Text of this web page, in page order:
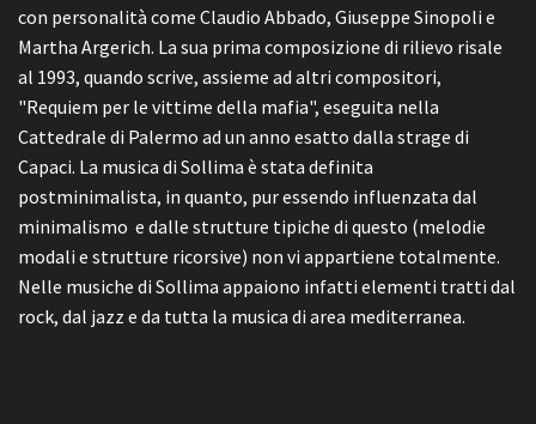
con personalità come Claudio Abbado, Giuseppe Sinopoli e
Martha Argerich. La sua prima composizione di rilievo risale
al 1993, quando scrive, assieme ad altri compositori,
"Requiem per le vittime della mafia", eseguita nella
Cattedrale di Palermo ad un anno esatto dalla strage di
Capaci. La musica di Sollima è stata definita
postminimalista, in quanto, pur essendo influenzata dal
minimalismo e dalle strutture tipiche di questo (melodie
modali e strutture ricorsive) non vi appartiene totalmente.
Nelle musiche di Sollima appaiono infatti elementi tratti dal
rock, dal jazz e da tutta la musica di area mediterranea.